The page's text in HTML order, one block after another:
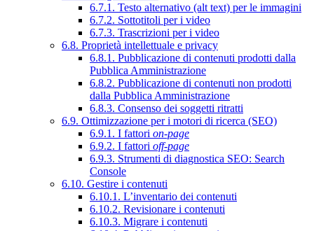
6.7.1. Testo alternativo (alt text) per le immagini
6.7.2. Sottotitoli per i video
6.7.3. Trascrizioni per i video
6.8. Proprietà intellettuale e privacy
6.8.1. Pubblicazione di contenuti prodotti dalla
Pubblica Amministrazione
6.8.2. Pubblicazione di contenuti non prodotti
dalla Pubblica Amministrazione
6.8.3. Consenso dei soggetti ritratti
6.9. Ottimizzazione per i motori di ricerca (SEO)
6.9.1. I fattori on-page
6.9.2. I fattori off-page
6.9.3. Strumenti di diagnostica SEO: Search
Console
6.10. Gestire i contenuti
6.10.1. L’inventario dei contenuti
6.10.2. Revisionare i contenuti
6.10.3. Migrare i contenuti